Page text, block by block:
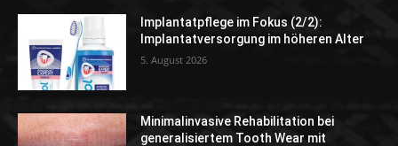
Implantatpflege im Fokus (2/2):
Implantatversorgung im höheren Alter
5. August 2026
Minimalinvasive Rehabilitation bei
generalisiertem Tooth Wear mit